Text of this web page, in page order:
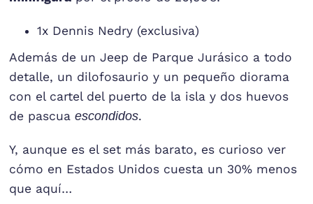
1x Dennis Nedry (exclusiva)
Además de un Jeep de Parque Jurásico a todo
detalle, un dilofosaurio y un pequeño diorama
con el cartel del puerto de la isla y dos huevos
de pascuaescondidos.
Y, aunque es el set más barato, es curioso ver
cómo en Estados Unidos cuesta un 30% menos
que aquí…